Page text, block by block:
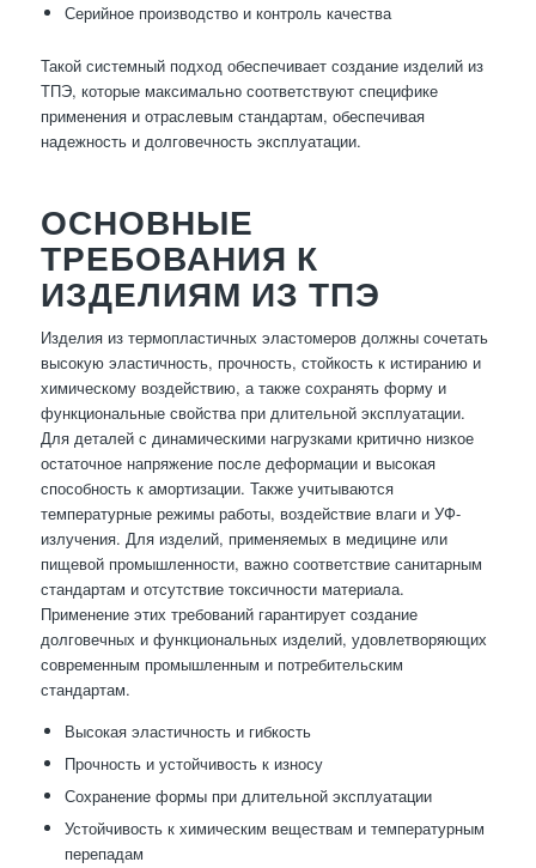
Серийное производство и контроль качества
Такой системный подход обеспечивает создание изделий из
ТПЭ, которые максимально соответствуют специфике
применения и отраслевым стандартам, обеспечивая
надежность и долговечность эксплуатации.
ОСНОВНЫЕ
ТРЕБОВАНИЯ К
ИЗДЕЛИЯМ ИЗ ТПЭ
Изделия из термопластичных эластомеров должны сочетать
высокую эластичность, прочность, стойкость к истиранию и
химическому воздействию, а также сохранять форму и
функциональные свойства при длительной эксплуатации.
Для деталей с динамическими нагрузками критично низкое
остаточное напряжение после деформации и высокая
способность к амортизации. Также учитываются
температурные режимы работы, воздействие влаги и УФ-
излучения. Для изделий, применяемых в медицине или
пищевой промышленности, важно соответствие санитарным
стандартам и отсутствие токсичности материала.
Применение этих требований гарантирует создание
долговечных и функциональных изделий, удовлетворяющих
современным промышленным и потребительским
стандартам.
Высокая эластичность и гибкость
Прочность и устойчивость к износу
Сохранение формы при длительной эксплуатации
Устойчивость к химическим веществам и температурным
перепадам